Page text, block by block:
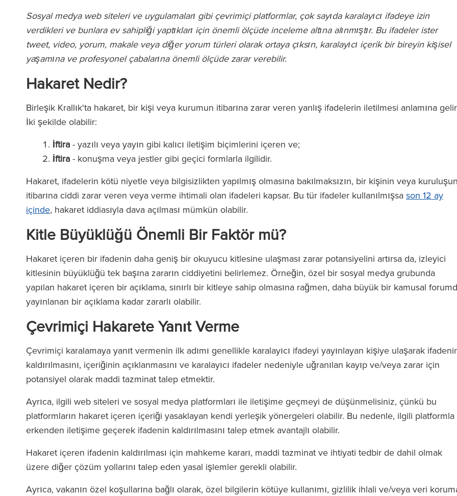
Sosyal medya web siteleri ve uygulamaları gibi çevrimiçi platformlar, çok sayıda karalayıcı ifadeye izin
verdikleri ve bunlara ev sahipliği yaptıkları için önemli ölçüde inceleme altına alınmıştır. Bu ifadeler ister
tweet, video, yorum, makale veya diğer yorum türleri olarak ortaya çıksın, karalayıcı içerik bir bireyin kişisel
yaşamına ve profesyonel çabalarına önemli ölçüde zarar verebilir.
Hakaret Nedir?
Birleşik Krallık'ta hakaret, bir kişi veya kurumun itibarına zarar veren yanlış ifadelerin iletilmesi anlamına
İki şekilde olabilir:
İftira - yazılı veya yayın gibi kalıcı iletişim biçimlerini içeren ve;
İftira - konuşma veya jestler gibi geçici formlarla ilgilidir.
Hakaret, ifadelerin kötü niyetle veya bilgisizlikten yapılmış olmasına bakılmaksızın, bir kişinin veya
itibarına ciddi zarar veren veya verme ihtimali olan ifadeleri kapsar. Bu tür ifadeler kullanılmışsa son 12 ay
içinde, hakaret iddiasıyla dava açılması mümkün olabilir.
Kitle Büyüklüğü Önemli Bir Faktör mü?
Hakaret içeren bir ifadenin daha geniş bir okuyucu kitlesine ulaşması zarar potansiyelini artırsa da, izleyici
kitlesinin büyüklüğü tek başına zararın ciddiyetini belirlemez. Örneğin, özel bir sosyal medya grubunda
yapılan hakaret içeren bir açıklama, sınırlı bir kitleye sahip olmasına rağmen, daha büyük bir kamusal
yayınlanan bir açıklama kadar zararlı olabilir.
Çevrimiçi Hakarete Yanıt Verme
Çevrimiçi karalamaya yanıt vermenin ilk adımı genellikle karalayıcı ifadeyi yayınlayan kişiye ulaşarak
kaldırılmasını, içeriğinin açıklanmasını ve karalayıcı ifadeler nedeniyle uğranılan kayıp ve/veya zarar için
potansiyel olarak maddi tazminat talep etmektir.
Ayrıca, ilgili web siteleri ve sosyal medya platformları ile iletişime geçmeyi de düşünmelisiniz, çünkü bu
platformların hakaret içeren içeriği yasaklayan kendi yerleşik yönergeleri olabilir. Bu nedenle, ilgili platformla
erkenden iletişime geçerek ifadenin kaldırılmasını talep etmek avantajlı olabilir.
Hakaret içeren ifadenin kaldırılması için mahkeme kararı, maddi tazminat ve ihtiyati tedbir de dahil olmak
üzere diğer çözüm yollarını talep eden yasal işlemler gerekli olabilir.
Ayrıca, vakanın özel koşullarına bağlı olarak, özel bilgilerin kötüye kullanımı, gizlilik ihlali ve/veya veri